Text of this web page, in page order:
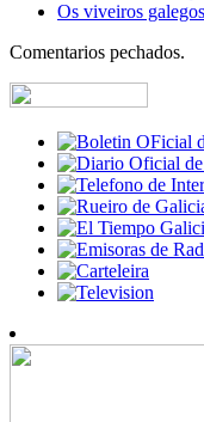
Os viveiros
Comentarios pechados.